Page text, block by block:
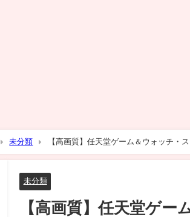
未分類
【高画質】任天堂ゲーム＆ウォッチ・
Commercial/1984
未分類
【高画質】任天堂ゲ